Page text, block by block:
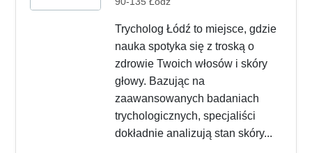
Trycholog Łódź to miejsce, gdzie
nauka spotyka się z troską o
zdrowie Twoich włosów i skóry
głowy. Bazując na
zaawansowanych badaniach
trychologicznych, specjaliści
dokładnie analizują stan skóry...